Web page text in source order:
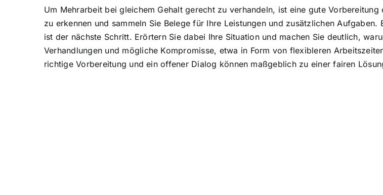
Um Mehrarbeit bei gleichem Gehalt gerecht zu verhandeln, ist eine gute
zu erkennen und sammeln Sie Belege für Ihre Leistungen und zusätzlichen
ist der nächste Schritt. Erörtern Sie dabei Ihre Situation und machen Sie deutlich,
Verhandlungen und mögliche Kompromisse, etwa in Form von flexibleren
richtige Vorbereitung und ein offener Dialog können maßgeblich zu einer fairen